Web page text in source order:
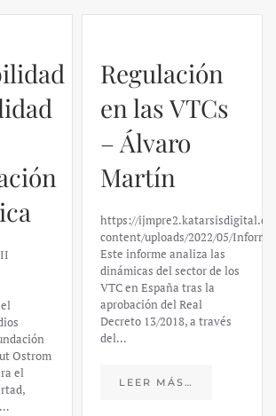
Ostrom
el
Regulación
en las VTCs
– Álvaro
Martín
https://
content/uploads/2022/05/
Este informe analiza las
dinámicas del sector de los
VTC en España tras la
aprobación del Real
Decreto 13/2018, a través
del…
LEER MÁS…